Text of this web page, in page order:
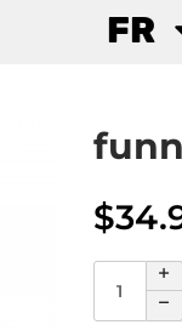
FR
$